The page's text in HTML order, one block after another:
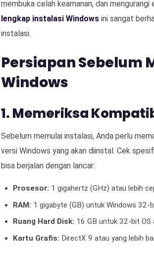
membuka celah keamanan, dan
lengkap instalasi Windows ini sangat
instalasi.
Persiapan Sebelum
Windows
1. Memeriksa
Sebelum memulai instalasi, Anda perlu
versi Windows yang akan diinstal. Cek
bisa berjalan dengan lancar:
Prosesor: 1 gigahertz (GHz) atau lebih
RAM: 1 gigabyte (GB) untuk Windows
Ruang Hard Disk: 16 GB untuk 32-bit
Kartu Grafis: DirectX 9 atau yang lebih